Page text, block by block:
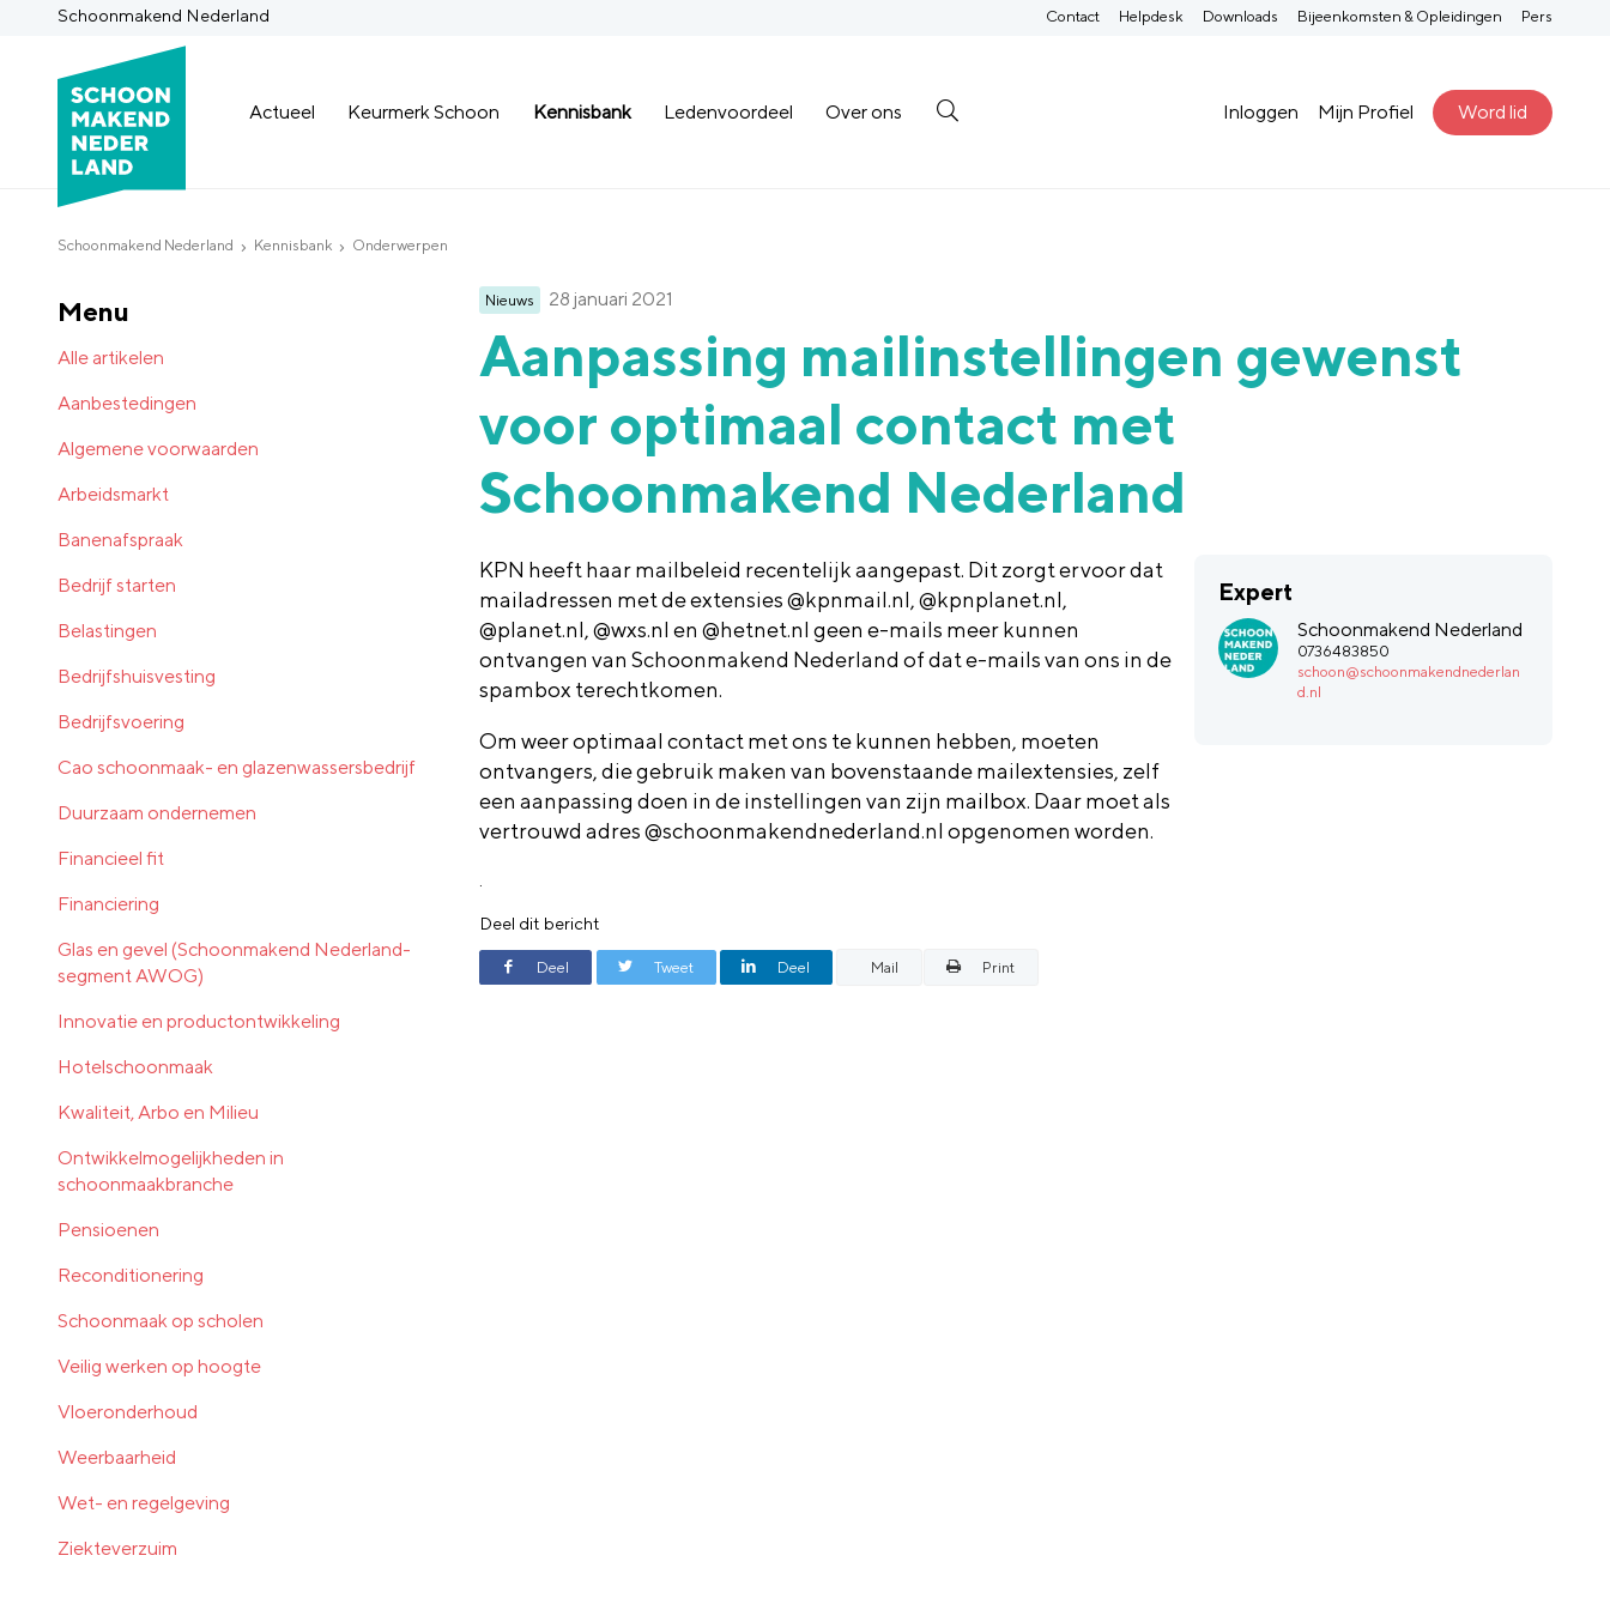
Schoonmakend Nederland
Actueel Keurmerk Schoon Kennisbank Ledenvoordeel Over ons Inloggen Mijn Profiel Word lid
Contact Helpdesk Downloads Bijeenkomsten & Opleidingen Pers
Schoonmakend Nederland Kennisbank Onderwerpen
Nieuws 28 januari 2021
Aanpassing mailinstellingen gewenst
voor optimaal contact met
Schoonmakend Nederland
KPN heeft haar mailbeleid recentelijk aangepast. Dit zorgt ervoor dat
mailadressen met de extensies @kpnmail.nl, @kpnplanet.nl,
@planet.nl, @wxs.nl en @hetnet.nl geen e-mails meer kunnen
ontvangen van Schoonmakend Nederland of dat e-mails van ons in de
spambox terechtkomen.
Om weer optimaal contact met ons te kunnen hebben, moeten
ontvangers, die gebruik maken van bovenstaande mailextensies, zelf
een aanpassing doen in de instellingen van zijn mailbox. Daar moet als
vertrouwd adres @schoonmakendnederland.nl opgenomen worden.
Expert
Schoonmakend Nederland
0736483850
schoon@schoonmakendnederlan
d.nl
.
Deel dit bericht
Deel Tweet Deel Mail Print
Menu
Alle artikelen
Aanbestedingen
Algemene voorwaarden
Arbeidsmarkt
Banenafspraak
Bedrijf starten
Belastingen
Bedrijfshuisvesting
Bedrijfsvoering
Cao schoonmaak- en glazenwassersbedrijf
Duurzaam ondernemen
Financieel fit
Financiering
Glas en gevel (Schoonmakend Nederland-
segment AWOG)
Innovatie en productontwikkeling
Hotelschoonmaak
Kwaliteit, Arbo en Milieu
Ontwikkelmogelijkheden in
schoonmaakbranche
Pensioenen
Reconditionering
Schoonmaak op scholen
Veilig werken op hoogte
Vloeronderhoud
Weerbaarheid
Wet- en regelgeving
Ziekteverzuim